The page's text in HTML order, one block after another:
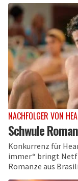
NACHFOLGER VON
Schwule
Konkurrenz für
immer“ bringt
Romanze aus